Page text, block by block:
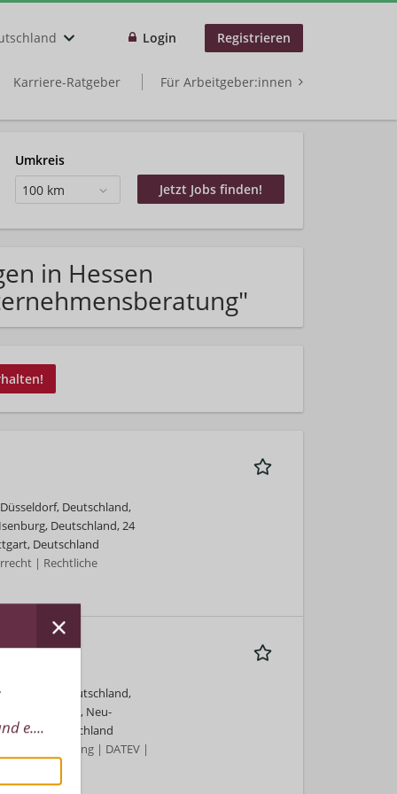
Login Registrieren
Karriere-Ratgeber Für Arbeitgeber:innen
Umkreis
100 km
in Hessen
e....
Deutschland,
Deutschland, 24
Deutschland
| Rechtliche
Deutschland,
Deutschland, Neu-
Deutschland
| Buchhaltung | DATEV |